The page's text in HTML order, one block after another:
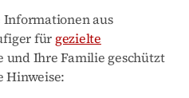
aus
für gezielte
und Ihre Familie geschützt
Hinweise: